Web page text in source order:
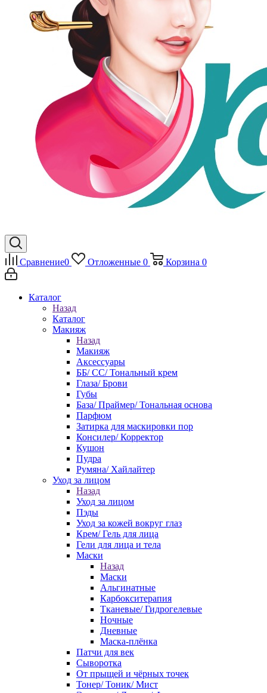
Сравнение0 Отложенные 0 Корзина 0
Каталог
Назад
Каталог
Макияж
Назад
Макияж
Аксессуары
ББ/ СС/ Тональный крем
Глаза/ Брови
Губы
База/ Праймер/ Тональная основа
Парфюм
Затирка для маскировки пор
Консилер/ Корректор
Кушон
Пудра
Румяна/ Хайлайтер
Уход за лицом
Назад
Уход за лицом
Пэды
Уход за кожей вокруг глаз
Крем/ Гель для лица
Гели для лица и тела
Маски
Назад
Маски
Альгинатные
Карбокситерапия
Тканевые/ Гидрогелевые
Ночные
Дневные
Маска-плёнка
Патчи для век
Сыворотка
От прыщей и чёрных точек
Тонер/ Тоник/ Мист